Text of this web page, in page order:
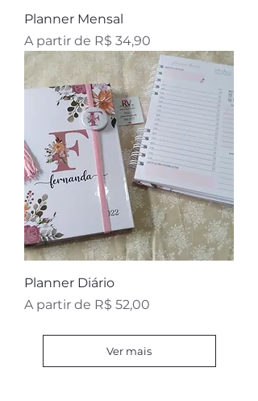
Planner Mensal
A partir de R$ 34,90
Preço promocional
Planner Diário
A partir de R$ 52,00
Preço promocional
Ver mais